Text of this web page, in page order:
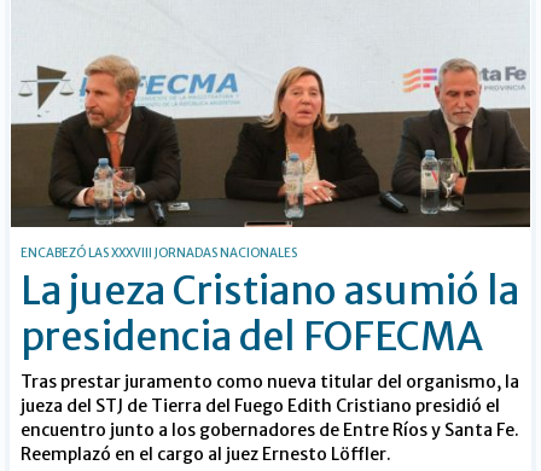
ENCABEZÓ LAS XXXVIII JORNADAS NACIONALES
La jueza Cristiano asumió la
presidencia del FOFECMA
Tras prestar juramento como nueva titular del organismo, la
jueza del STJ de Tierra del Fuego Edith Cristiano presidió el
encuentro junto a los gobernadores de Entre Ríos y Santa Fe.
Reemplazó en el cargo al juez Ernesto Löffler.